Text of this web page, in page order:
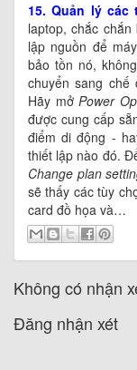
15. Quản lý
laptop, chắc
lập nguồn để
bảo tồn nó,
chuyển sang
Hãy mở Power
được cung cấp
điểm di động -
thiết lập nào đó.
Change plan
sẽ thấy các tùy
card đồ họa và…
Không có nhận
Đăng nhận xét